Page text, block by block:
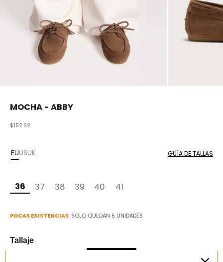
MOCHA - ABBY
Precio de oferta
$152.92
EUUSUK GUÍA DE TALLAS
36 37 38 39 40 41
POCAS EXISTENCIAS· SOLO QUEDAN 5 UNIDADES
Tallaje
Talla grande